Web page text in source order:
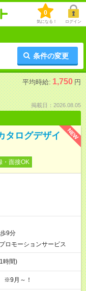
0
気になる！ ログイン
条件の変更
平均時給: 1,750 円
掲載日：2026.08.05
NEW
タログデザイ
・面接OK
9分
ロモーションサービス
時間)
※9月～！